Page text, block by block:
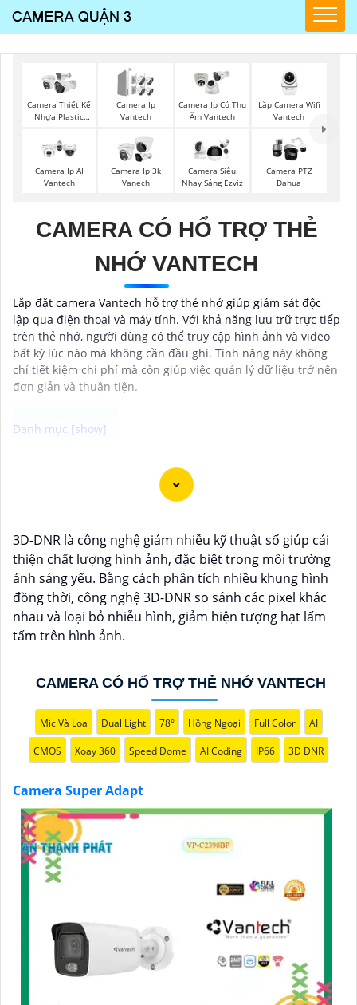
Camera Thiết Kế
Nhựa Plastic
Camera Ip
Vantech
Camera Ip Có Thu
Âm Vantech
Lắp Camera Wifi
Vantech
Camera Ip AI
Vantech
Camera Ip 3k
Vanech
Camera Siêu
Nhạy Sáng Ezviz
Camera PTZ
Dahua
CAMERA CÓ HỔ TRỢ THẺ
NHỚ VANTECH
Lắp đặt camera Vantech hỗ trợ thẻ nhớ giúp giám sát độc
lập qua điện thoại và máy tính. Với khả năng lưu trữ trực tiếp
trên thẻ nhớ, người dùng có thể truy cập hình ảnh và video
bất kỳ lúc nào mà không cần đầu ghi. Tính năng này không
chỉ tiết kiệm chi phí mà còn giúp việc quản lý dữ liệu trở nên
đơn giản và thuận tiện.
Camera Super Adapt là lựa chọn tốt cho việc giám sát
bảo vệ an ninh tại nơi có môi trường ánh sáng thay
chất lượng hình ảnh sắc nét cho bạn trải nghiệm tuyệt
vời nhất
3D-DNR là công nghệ giảm nhiễu kỹ thuật số giúp cải
thiện chất lượng hình ảnh, đặc biệt trong môi trường
ánh sáng yếu. Bằng cách phân tích nhiều khung hình
đồng thời, công nghệ 3D-DNR so sánh các pixel khác
nhau và loại bỏ nhiễu hình, giảm hiện tượng hạt lấm
tấm trên hình ảnh.
CAMERA CÓ HỔ TRỢ THẺ NHỚ VANTECH
Mic Và Loa Dual Light 78° Hồng Ngoại Full Color AI
CMOS Xoay 360 Speed Dome AI Coding IP66 3D DNR
Camera Super Adapt